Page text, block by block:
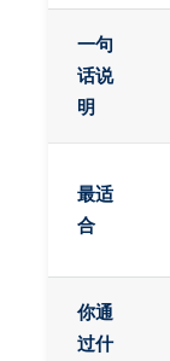
一句
话说
明
最适
合
你通
过什